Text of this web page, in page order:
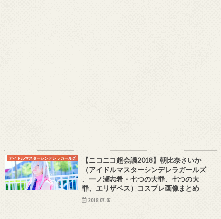
アイドルマスターシンデレラガールズ
【ニコニコ超会議2018】朝比奈さいか
（アイドルマスターシンデレラガールズ
、一ノ瀬志希・七つの大罪、七つの大
罪、エリザベス）コスプレ画像まとめ
2018.07.07